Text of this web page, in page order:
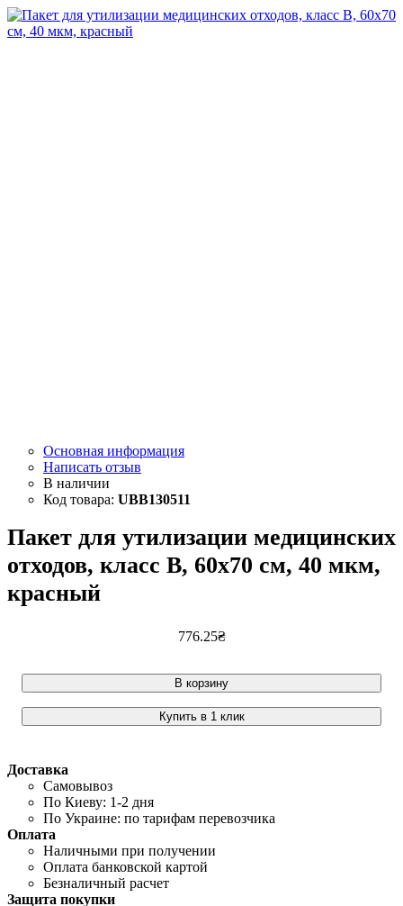
Основная информация
Написать отзыв
UBB130511
Пакет для утилизации медицинских
отходов, класс B, 60x70 см, 40 мкм,
красный
776.25₴
В корзину
Купить в 1 клик
Доставка
Самовывоз
По Киеву: 1-2 дня
По Украине: по тарифам перевозчика
Оплата
Наличными при получении
Оплата банковской картой
Безналичный расчет
Защита покупки